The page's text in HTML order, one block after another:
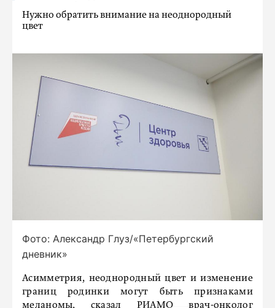
Нужно обратить внимание на неоднородный
цвет
Фото: Александр Глуз/«Петербургский
дневник»
Асимметрия, неоднородный цвет и изменение
границ родинки могут быть признаками
меланомы, сказал РИАМОврач-онколог